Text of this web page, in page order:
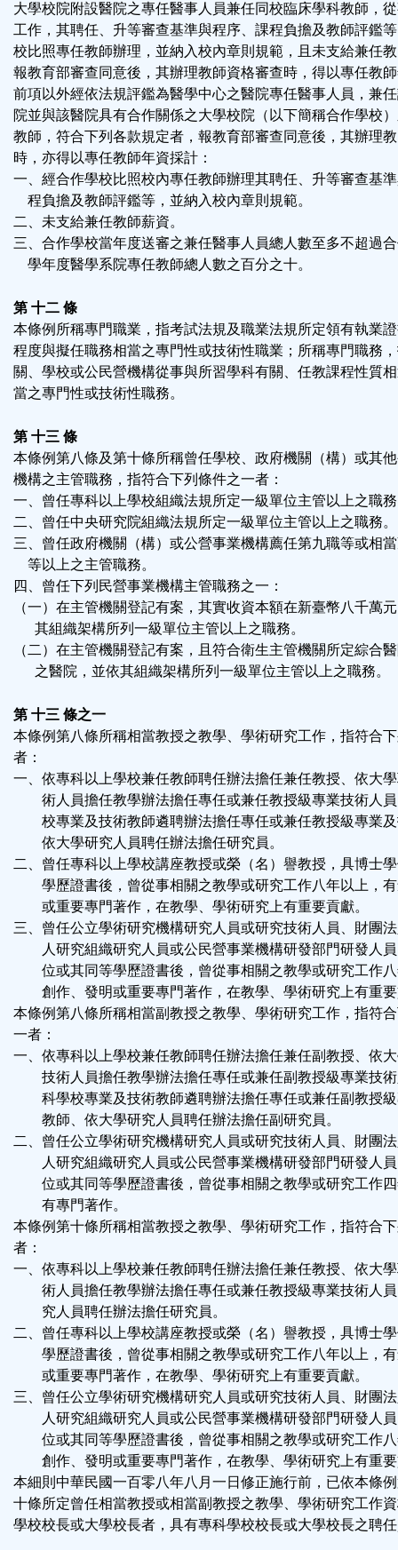
大學校院附設醫院之專任醫事人員兼任同校臨床學科教師，
工作，其聘任、升等審查基準與程序、課程負擔及教師評鑑
校比照專任教師辦理，並納入校內章則規範，且未支給兼任
報教育部審查同意後，其辦理教師資格審查時，得以專任教
前項以外經依法規評鑑為醫學中心之醫院專任醫事人員，兼
院並與該醫院具有合作關係之大學校院（以下簡稱合作學校
教師，符合下列各款規定者，報教育部審查同意後，其辦理
時，亦得以專任教師年資採計：
一、經合作學校比照校內專任教師辦理其聘任、升等審查基
程負擔及教師評鑑等，並納入校內章則規範。
二、未支給兼任教師薪資。
三、合作學校當年度送審之兼任醫事人員總人數至多不超過
學年度醫學系院專任教師總人數之百分之十。
第 十二 條
本條例所稱專門職業，指考試法規及職業法規所定領有執業
程度與擬任職務相當之專門性或技術性職業；所稱專門職務
關、學校或公民營機構從事與所習學科有關、任教課程性質
當之專門性或技術性職務。
第 十三 條
本條例第八條及第十條所稱曾任學校、政府機關（構）或其
機構之主管職務，指符合下列條件之一者：
一、曾任專科以上學校組織法規所定一級單位主管以上之職
二、曾任中央研究院組織法規所定一級單位主管以上之職務。
三、曾任政府機關（構）或公營事業機構薦任第九職等或相
等以上之主管職務。
四、曾任下列民營事業機構主管職務之一：
（一）在主管機關登記有案，其實收資本額在新臺幣八千萬
其組織架構所列一級單位主管以上之職務。
（二）在主管機關登記有案，且符合衛生主管機關所定綜合
之醫院，並依其組織架構所列一級單位主管以上之職務。
第 十三 條之一
本條例第八條所稱相當教授之教學、學術研究工作，指符合
者：
一、依專科以上學校兼任教師聘任辦法擔任兼任教授、依大
術人員擔任教學辦法擔任專任或兼任教授級專業技術人員
校專業及技術教師遴聘辦法擔任專任或兼任教授級專業及
依大學研究人員聘任辦法擔任研究員。
二、曾任專科以上學校講座教授或榮（名）譽教授，具博士
學歷證書後，曾從事相關之教學或研究工作八年以上，有
或重要專門著作，在教學、學術研究上有重要貢獻。
三、曾任公立學術研究機構研究人員或研究技術人員、財團
人研究組織研究人員或公民營事業機構研發部門研發人員
位或其同等學歷證書後，曾從事相關之教學或研究工作八
創作、發明或重要專門著作，在教學、學術研究上有重
本條例第八條所稱相當副教授之教學、學術研究工作，指符
一者：
一、依專科以上學校兼任教師聘任辦法擔任兼任副教授、依
技術人員擔任教學辦法擔任專任或兼任副教授級專業技術
科學校專業及技術教師遴聘辦法擔任專任或兼任副教授級
教師、依大學研究人員聘任辦法擔任副研究員。
二、曾任公立學術研究機構研究人員或研究技術人員、財團
人研究組織研究人員或公民營事業機構研發部門研發人員
位或其同等學歷證書後，曾從事相關之教學或研究工作四
有專門著作。
本條例第十條所稱相當教授之教學、學術研究工作，指符合
者：
一、依專科以上學校兼任教師聘任辦法擔任兼任教授、依大
術人員擔任教學辦法擔任專任或兼任教授級專業技術人員
究人員聘任辦法擔任研究員。
二、曾任專科以上學校講座教授或榮（名）譽教授，具博士
學歷證書後，曾從事相關之教學或研究工作八年以上，有
或重要專門著作，在教學、學術研究上有重要貢獻。
三、曾任公立學術研究機構研究人員或研究技術人員、財團
人研究組織研究人員或公民營事業機構研發部門研發人員
位或其同等學歷證書後，曾從事相關之教學或研究工作八
創作、發明或重要專門著作，在教學、學術研究上有重
本細則中華民國一百零八年八月一日修正施行前，已依本條
十條所定曾任相當教授或相當副教授之教學、學術研究工作
學校校長或大學校長者，具有專科學校校長或大學校長之聘